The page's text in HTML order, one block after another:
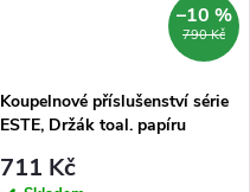
790 Kč
–10 %
Koupelnové příslušenství série
ESTE, Držák toal. papíru
711 Kč